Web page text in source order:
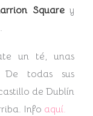
Squarey
un té, unas
todas sus
de Dublín
Info aquí.